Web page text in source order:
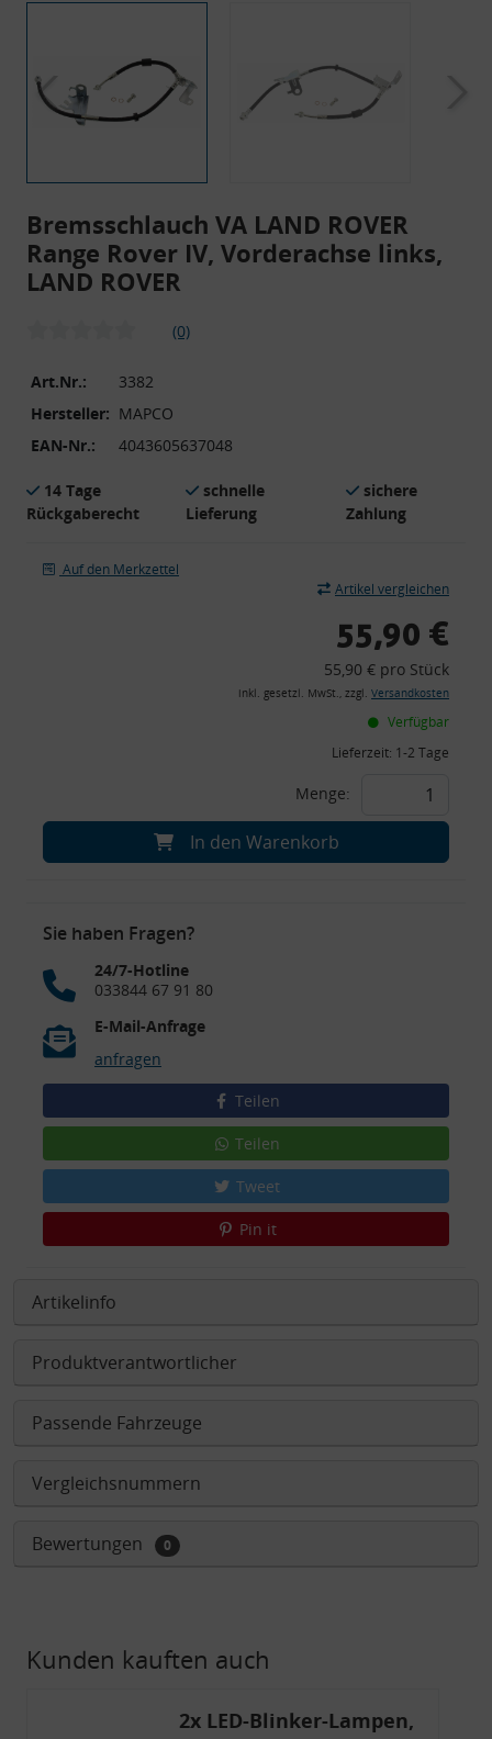
Bremsschlauch VA LAND ROVER
Range Rover IV, Vorderachse links,
LAND ROVER
(0)
Art.Nr.:
3382
Hersteller: MAPCO
EAN-Nr.:
4043605637048
14 Tage
Rückgaberecht
schnelle
Lieferung
sichere
Zahlung
Auf den Merkzettel
Artikel vergleichen
55,90 €
55,90 € pro Stück
inkl. gesetzl. MwSt., zzgl. Versandkosten
Verfügbar
Lieferzeit: 1-2 Tage
Menge:
In den Warenkorb
Sie haben Fragen?
24/7-Hotline
033844 67 91 80
E-Mail-Anfrage
anfragen
Teilen
Teilen
Tweet
Pin it
Artikelinfo
Produktverantwortlicher
Passende Fahrzeuge
Vergleichsnummern
Bewertungen 0
Kunden kauften auch
2x LED-Blinker-Lampen,